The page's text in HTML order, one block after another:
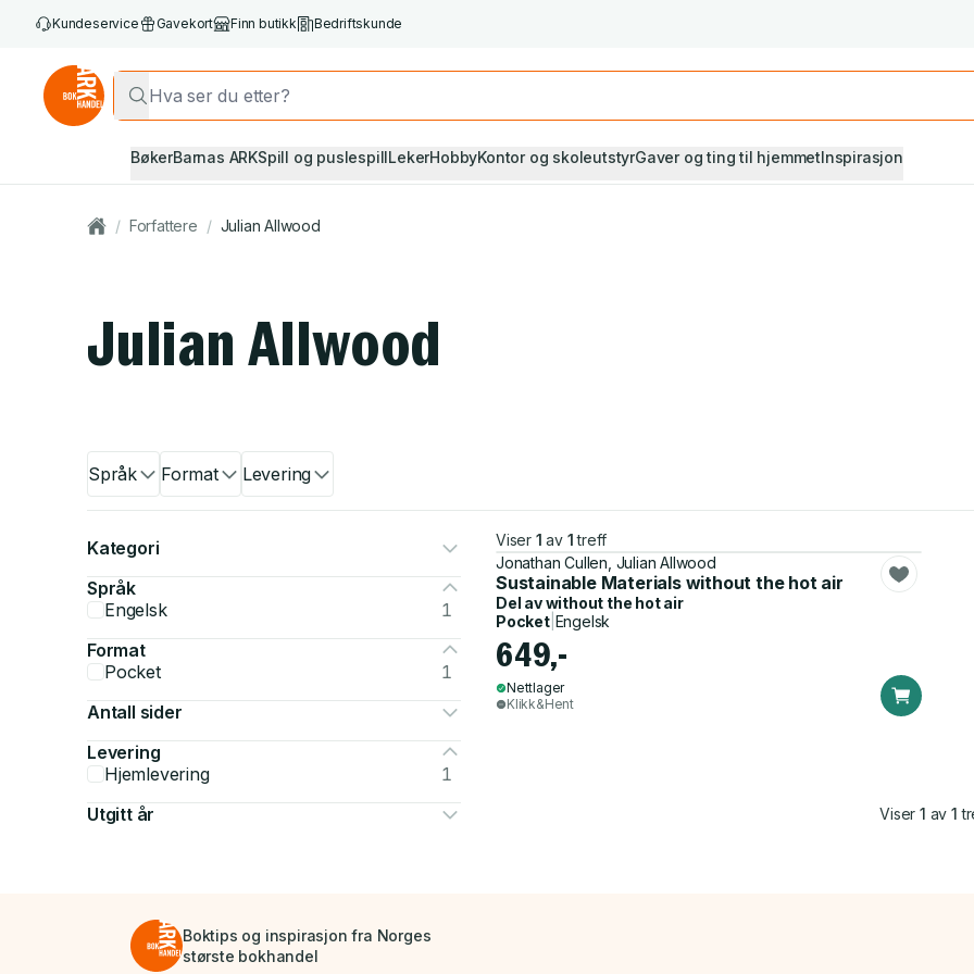
Kundeservice Gavekort Finn butikk Bedriftskunde
BøkerBarnas ARKSpill og puslespillLekerHobbyKontor og skoleutstyrGaver og ting til hjemmetInspirasjon
/ Forfattere / Julian Allwood
Julian Allwood
Språk Format Levering
Kategori
Språk
Engelsk
1
Format
Pocket
1
Antall sider
Levering
Hjemlevering
1
Utgitt år
Viser 1 av 1 treff
Jonathan Cullen, Julian Allwood
Sustainable Materials without the hot air
Del avwithout the hot air
Pocket| Engelsk
649,-
Nettlager
Klikk&Hent
Viser1 av 1
Boktips og inspirasjon fra Norges
største bokhandel